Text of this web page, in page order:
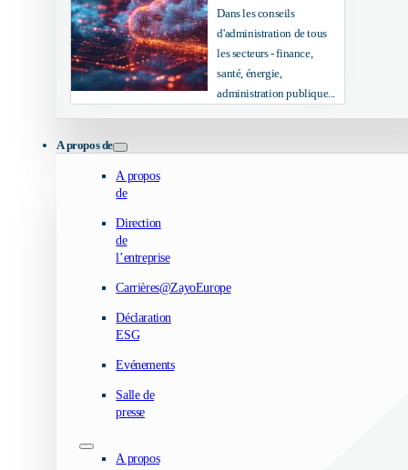
Dans les conseils
d'administration de tous
les secteurs - finance,
santé, énergie,
administration publique...
A propos de
A propos
de
Direction
de
l’entreprise
Carrières@ZayoEurope
Déclaration
ESG
Evénements
Salle de
presse
A propos